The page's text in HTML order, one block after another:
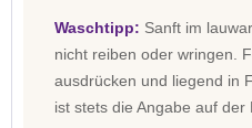
Waschtipp: Sanft im
nicht reiben oder wringen.
ausdrücken und liegend in
ist stets die Angabe auf der